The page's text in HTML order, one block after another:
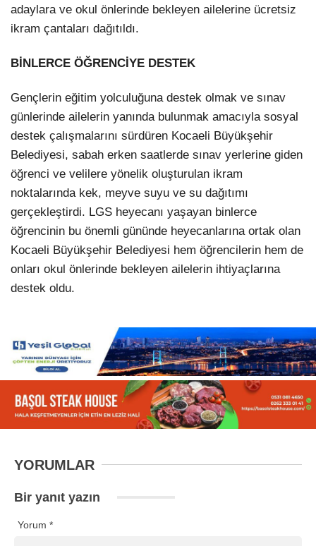
adaylara ve okul önlerinde bekleyen ailelerine ücretsiz
ikram çantaları dağıtıldı.
BİNLERCE ÖĞRENCİYE DESTEK
Gençlerin eğitim yolculuğuna destek olmak ve sınav
günlerinde ailelerin yanında bulunmak amacıyla sosyal
destek çalışmalarını sürdüren Kocaeli Büyükşehir
Belediyesi, sabah erken saatlerde sınav yerlerine giden
öğrenci ve velilere yönelik oluşturulan ikram
noktalarında kek, meyve suyu ve su dağıtımı
gerçekleştirdi. LGS heyecanı yaşayan binlerce
öğrencinin bu önemli gününde heyecanlarına ortak olan
Kocaeli Büyükşehir Belediyesi hem öğrencilerin hem de
onları okul önlerinde bekleyen ailelerin ihtiyaçlarına
destek oldu.
YORUMLAR
Bir yanıt yazın
Yorum *